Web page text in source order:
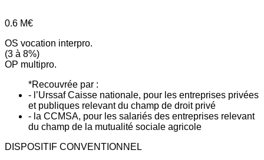
0.6 M€
OS vocation interpro.
(3 à 8%)
OP multipro.
*Recouvrée par :
- l’Urssaf Caisse nationale, pour les entreprises privées
et publiques relevant du champ de droit privé
- la CCMSA, pour les salariés des entreprises relevant
du champ de la mutualité sociale agricole
DISPOSITIF CONVENTIONNEL